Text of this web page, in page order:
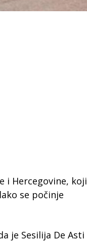
i Hercegovine, koji
se počinje
je Sesilija De Asti